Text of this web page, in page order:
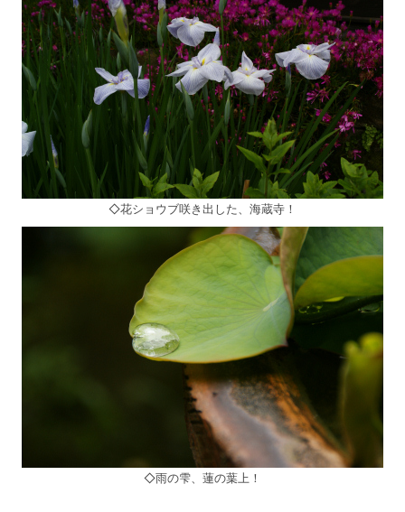
◇花ショウブ咲き出した、海蔵寺！
◇雨の雫、蓮の葉上！